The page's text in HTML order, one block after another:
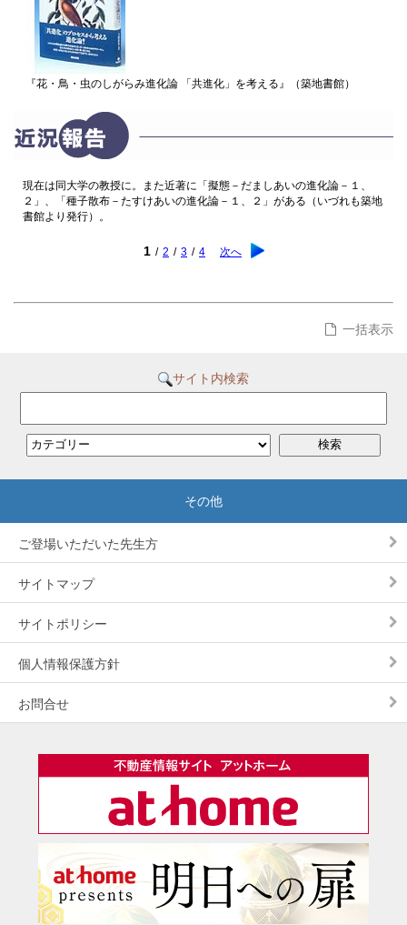
『花・鳥・虫のしがらみ進化論 「共進化」を考える』（築地書館）
現在は同大学の教授に。また近著に「擬態－だましあいの進化論－１、
２」、「種子散布－たすけあいの進化論－１、２」がある（いづれも築地
書館より発行）。
1 / 2 / 3 / 4 次へ
一括表示
サイト内検索
ご登場いただいた先生方
サイトマップ
サイトポリシー
個人情報保護方針
お問合せ